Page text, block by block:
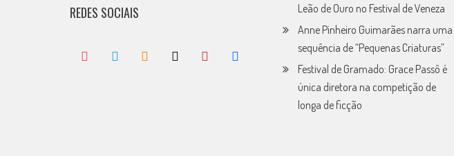
REDES SOCIAIS
Leão de Ouro no Festival de Veneza
Anne Pinheiro Guimarães narra uma
sequência de “Pequenas Criaturas”
Festival de Gramado: Grace Passô é
única diretora na competição de
longa de ficção